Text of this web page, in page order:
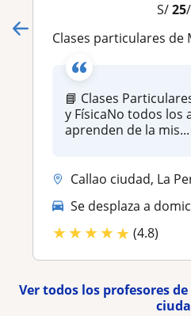
S/25
Clases particulares de
📘 Clases
y FísicaNo todos los
aprenden de la mis...
Callao ciudad, La Perla, Bellavista,
Se desplaza a
★★★★★ (4.8)
Ver todos los profesores